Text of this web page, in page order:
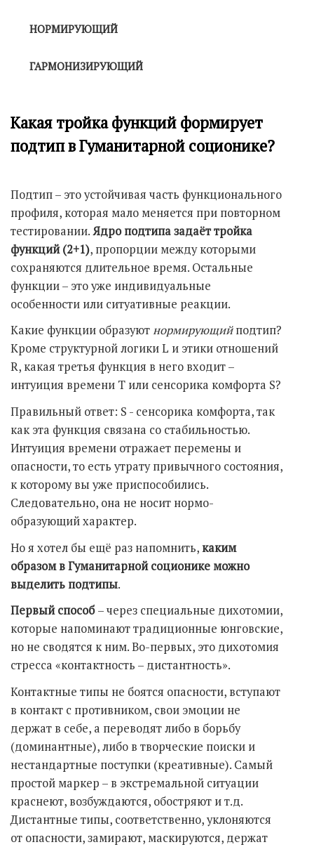
НОРМИРУЮЩИЙ
ГАРМОНИЗИРУЮЩИЙ
Какая тройка функций формирует
подтип в Гуманитарной соционике?
Подтип – это устойчивая часть функционального
профиля, которая мало меняется при повторном
тестировании.Ядро подтипа задаёт тройка
функций (2+1), пропорции между которыми
сохраняются длительное время. Остальные
функции – это уже индивидуальные
особенности или ситуативные реакции.
Какие функции образуютнормирующийподтип?
Кроме структурной логики L и этики отношений
R, какая третья функция в него входит –
интуиция времени T или сенсорика комфорта S?
Правильный ответ: S - сенсорика комфорта, так
как эта функция связана со стабильностью.
Интуиция времени отражает перемены и
опасности, то есть утрату привычного состояния,
к которому вы уже приспособились.
Следовательно, она не носит нормо-
образующий характер.
Но я хотел бы ещё раз напомнить, каким
образом в Гуманитарной соционике можно
выделить подтипы.
Первый способ– через специальные дихотомии,
которые напоминают традиционные юнговские,
но не сводятся к ним. Во-первых, это дихотомия
стресса «контактность – дистантность».
Контактные типы не боятся опасности, вступают
в контакт с противником, свои эмоции не
держат в себе, а переводят либо в борьбу
(доминантные), либо в творческие поиски и
нестандартные поступки (креативные). Самый
простой маркер – в экстремальной ситуации
краснеют, возбуждаются, обостряют и т.д.
Дистантные типы, соответственно, уклоняются
от опасности, замирают, маскируются, держат